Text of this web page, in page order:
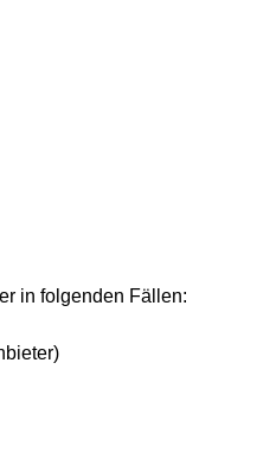
in folgenden Fällen: